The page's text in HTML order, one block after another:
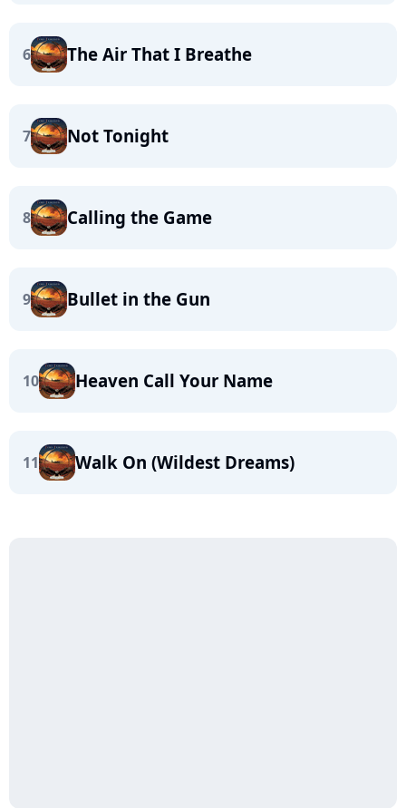
6 The Air That I Breathe
7 Not Tonight
8 Calling the Game
9 Bullet in the Gun
10 Heaven Call Your Name
11 Walk On (Wildest Dreams)